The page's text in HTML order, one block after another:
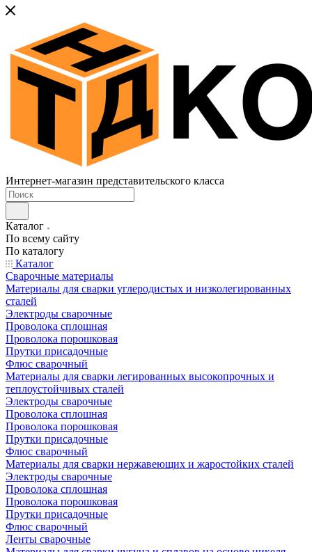
Интернет-магазин представительского класса
Каталог
По всему сайту
По каталогу
Каталог
Сварочные материалы
Материалы для сварки углеродистых и низколегированных
сталей
Электроды сварочные
Проволока сплошная
Проволока порошковая
Прутки присадочные
Флюс сварочный
Материалы для сварки легированных высокопрочных и
теплоустойчивых сталей
Электроды сварочные
Проволока сплошная
Проволока порошковая
Прутки присадочные
Флюс сварочный
Материалы для сварки нержавеющих и жаростойких сталей
Электроды сварочные
Проволока сплошная
Проволока порошковая
Прутки присадочные
Флюс сварочный
Ленты сварочные